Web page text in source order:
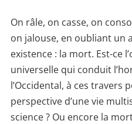
On râle, on casse, on
on jalouse, en oubliant un
existence : la mort. Est-ce
universelle qui conduit
l’Occidental, à ces travers
perspective d’une vie
science ? Ou encore la